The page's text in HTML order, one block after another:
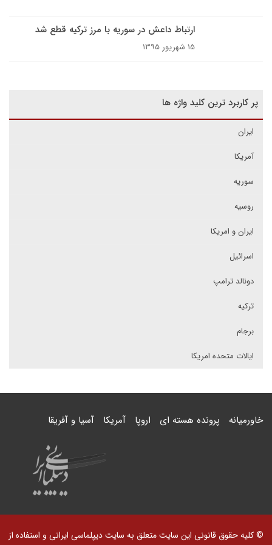
ارتباط داعش در سوریه با مرز ترکیه قطع شد
۱۵ شهریور ۱۳۹۵
پر کاربرد ترین کلید واژه ها
ایران
آمریکا
سوریه
روسیه
ایران و امریکا
اسرائیل
دونالد ترامپ
ترکیه
برجام
ایالات متحده امریکا
خاورمیانه پرونده هسته ای اروپا آمریکا آسیا و آفریقا
© کلیه حقوق قانونی این سایت متعلق به سایت دیپلماسی ایرانی و استفاده از